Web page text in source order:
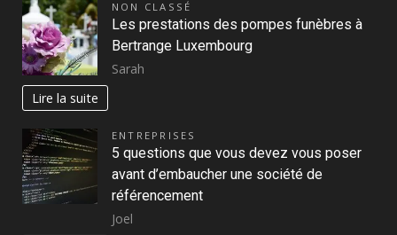
NON CLASSÉ
Les prestations des pompes funèbres à
Bertrange Luxembourg
Sarah
Lire la suite
ENTREPRISES
5 questions que vous devez vous poser
avant d’embaucher une société de
référencement
Joel